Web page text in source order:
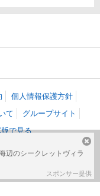
辺のシークレットヴィラ
スポンサー提供
個人情報保護方針
て
グループサイト
で見る
転載・公衆送信等を禁じま